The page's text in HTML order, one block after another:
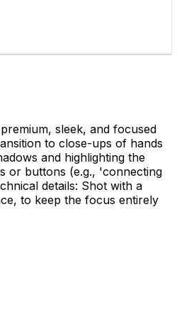
sleek, and focused
to close-ups of hands
and highlighting the
or buttons (e.g., 'connecting
details: Shot with a
to keep the focus entirely